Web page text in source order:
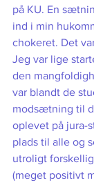
på KU. En
ind i min
chokeret. Det
Jeg var lige
den
var blandt de
modsætning til
oplevet på jura-
plads til alle og
utroligt
(meget positivt